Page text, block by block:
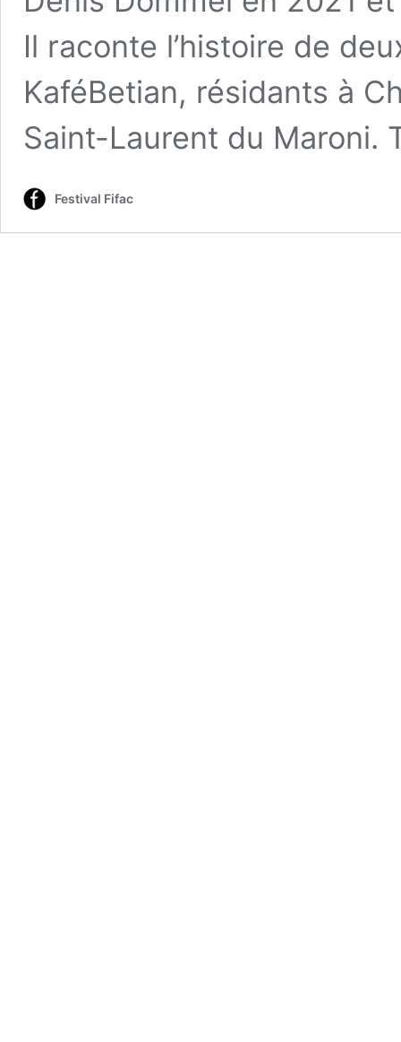
Il raconte l’histoire de
KaféBetian, résidants à
Saint-Laurent du Maroni.
Festival Fifac